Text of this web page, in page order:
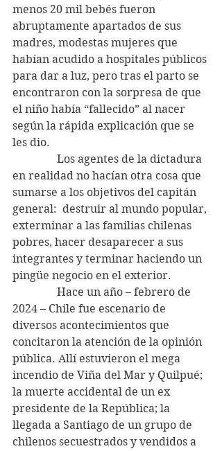
menos 20 mil bebés fueron
abruptamente apartados de sus
madres, modestas mujeres que
habían acudido a hospitales públicos
para dar a luz, pero tras el parto se
encontraron con la sorpresa de que
el niño había “fallecido” al nacer
según la rápida explicación que se
les dio.
Los agentes de la dictadura
en realidad no hacían otra cosa que
sumarse a los objetivos del capitán
general:  destruir al mundo popular,
exterminar a las familias chilenas
pobres, hacer desaparecer a sus
integrantes y terminar haciendo un
pingüe negocio en el exterior.
Hace un año – febrero de
2024 – Chile fue escenario de
diversos acontecimientos que
concitaron la atención de la opinión
pública. Allí estuvieron el mega
incendio de Viña del Mar y Quilpué;
la muerte accidental de un ex
presidente de la República; la
llegada a Santiago de un grupo de
chilenos secuestrados y vendidos a